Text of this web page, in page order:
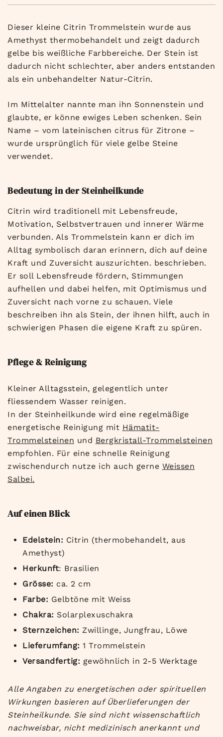
Dieser kleine Citrin Trommelstein wurde aus
Amethyst thermobehandelt und zeigt dadurch
gelbe bis weißliche Farbbereiche. Der Stein ist
dadurch nicht schlechter, aber anders entstanden
als ein unbehandelter Natur-Citrin.
Im Mittelalter nannte man ihn Sonnenstein und
glaubte, er könne ewiges Leben schenken. Sein
Name – vom lateinischen citrus für Zitrone –
wurde ursprünglich für viele gelbe Steine
verwendet.
Bedeutung in der Steinheilkunde
Citrin wird traditionell mit Lebensfreude,
Motivation, Selbstvertrauen und innerer Wärme
verbunden. Als Trommelstein kann er dich im
Alltag symbolisch daran erinnern, dich auf deine
Kraft und Zuversicht auszurichten. beschrieben.
Er soll Lebensfreude fördern, Stimmungen
aufhellen und dabei helfen, mit Optimismus und
Zuversicht nach vorne zu schauen. Viele
beschreiben ihn als Stein, der ihnen hilft, auch in
schwierigen Phasen die eigene Kraft zu spüren.
Pflege & Reinigung
Kleiner Alltagsstein, gelegentlich unter
fliessendem Wasser reinigen.
In der Steinheilkunde wird eine regelmäßige
energetische Reinigung mit Hämatit-
Trommelsteinen und Bergkristall-Trommelsteinen
empfohlen. Für eine schnelle Reinigung
zwischendurch nutze ich auch gerne Weissen
Salbei.
Auf einen Blick
Edelstein: Citrin (thermobehandelt, aus
Amethyst)
Herkunft: Brasilien
Grösse: ca. 2 cm
Farbe: Gelbtöne mit Weiss
Chakra: Solarplexuschakra
Sternzeichen: Zwillinge, Jungfrau, Löwe
Lieferumfang: 1 Trommelstein
Versandfertig: gewöhnlich in 2-5 Werktage
Alle Angaben zu energetischen oder spirituellen
Wirkungen basieren auf Überlieferungen der
Steinheilkunde. Sie sind nicht wissenschaftlich
nachweisbar, nicht medizinisch anerkannt und